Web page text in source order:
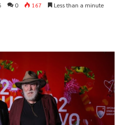
0 167 Less than a minute